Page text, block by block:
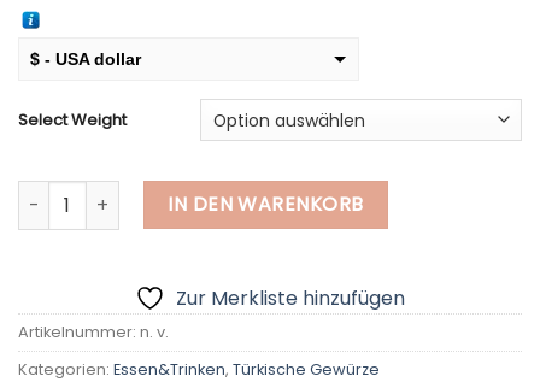
$ - USA dollar
Select Weight
Gemischter Pfefferkorn Menge
IN DEN WARENKORB
Zur Merkliste hinzufügen
Artikelnummer: n. v.
Kategorien: Essen&Trinken, Türkische Gewürze